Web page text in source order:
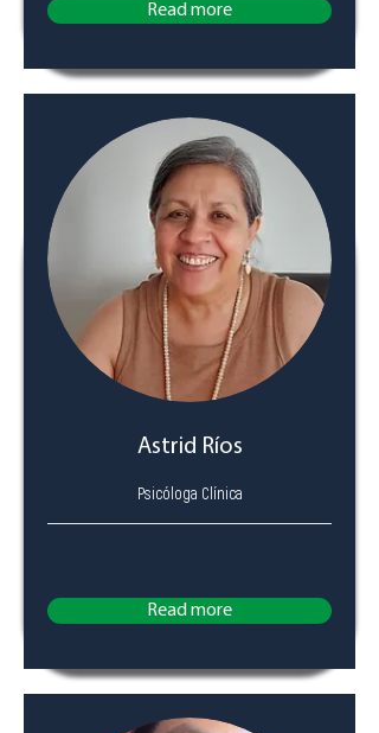
Read more
Astrid Ríos
Psicóloga Clínica
Read more